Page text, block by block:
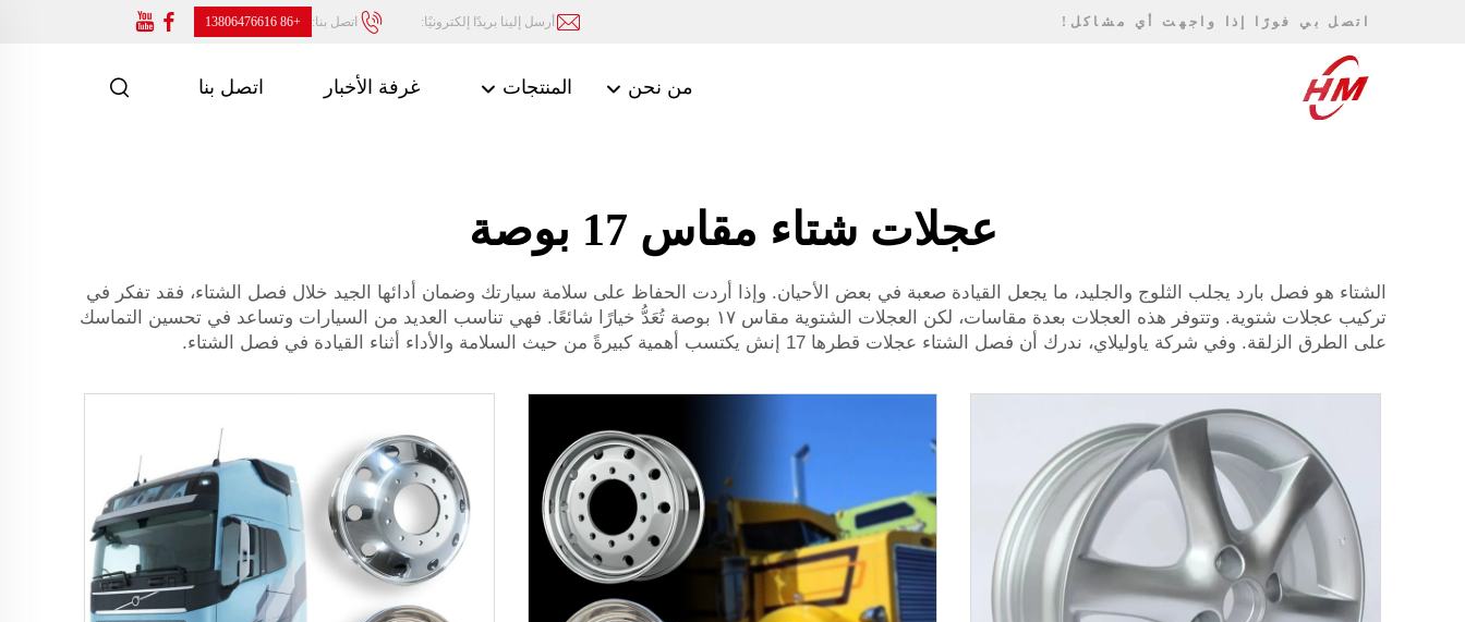
اتصل بي فورًا إذا واجهت أي مشاكل! أرسل إلينا بريدًا إلكترونيًا: اتصل بنا: +86 13806476616
من نحن المنتجات غرفة الأخبار اتصل بنا
عجلات شتاء مقاس 17 بوصة
الشتاء هو فصل بارد يجلب الثلوج والجليد، ما يجعل القيادة صعبة في بعض الأحيان. وإذا أردت الحفاظ على سلامة سيارتك وضمان أدائها الجيد خلال فصل الشتاء، فقد تفكر في
تركيب عجلات شتوية. وتتوفر هذه العجلات بعدة مقاسات، لكن العجلات الشتوية مقاس ١٧ بوصة تُعَدُّ خيارًا شائعًا. فهي تناسب العديد من السيارات وتساعد في تحسين التماسك
على الطرق الزلقة. وفي شركة ياوليلاي، ندرك أن فصل الشتاء عجلات قطرها 17 إنش يكتسب أهمية كبيرةً من حيث السلامة والأداء أثناء القيادة في فصل الشتاء.